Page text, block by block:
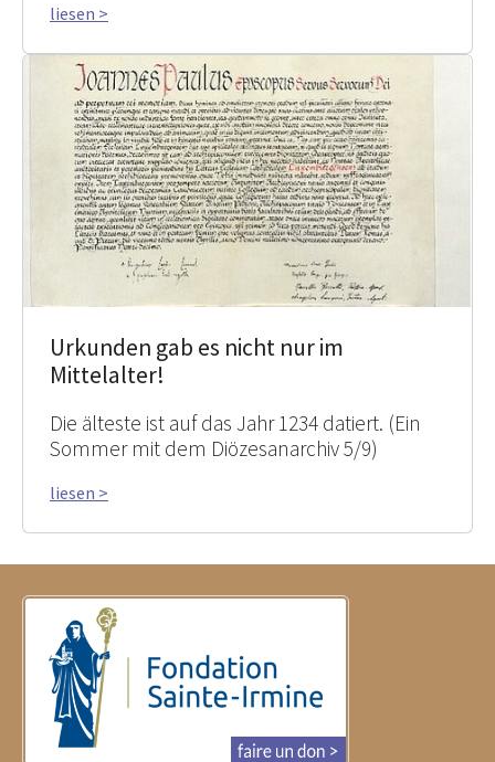
liesen >
Urkunden gab es nicht nur im
Mittelalter!
Die älteste ist auf das Jahr 1234 datiert. (Ein
Sommer mit dem Diözesanarchiv 5/9)
liesen >